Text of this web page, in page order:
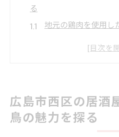
る
地元の鶏肉を使用し
地域密着の居酒屋が
焼き鳥をさらに楽し
広島市西区の居酒
鳥の魅力を探る